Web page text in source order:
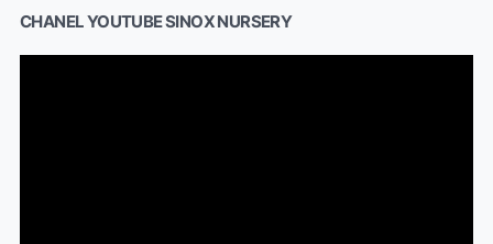
CHANEL YOUTUBE SINOX NURSERY